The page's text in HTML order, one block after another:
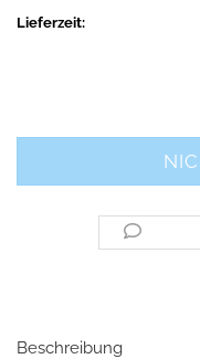
Lieferzeit:
Beschreibung